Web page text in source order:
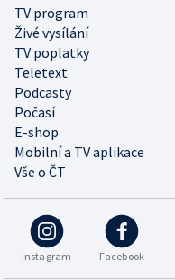
TV program
Živé vysílání
TV poplatky
Teletext
Podcasty
Počasí
E-shop
Mobilní a TV aplikace
Vše o ČT
Instagram Facebook